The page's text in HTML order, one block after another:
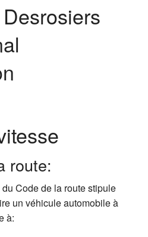
route:
Code de la route stipule
un véhicule automobile à
à: